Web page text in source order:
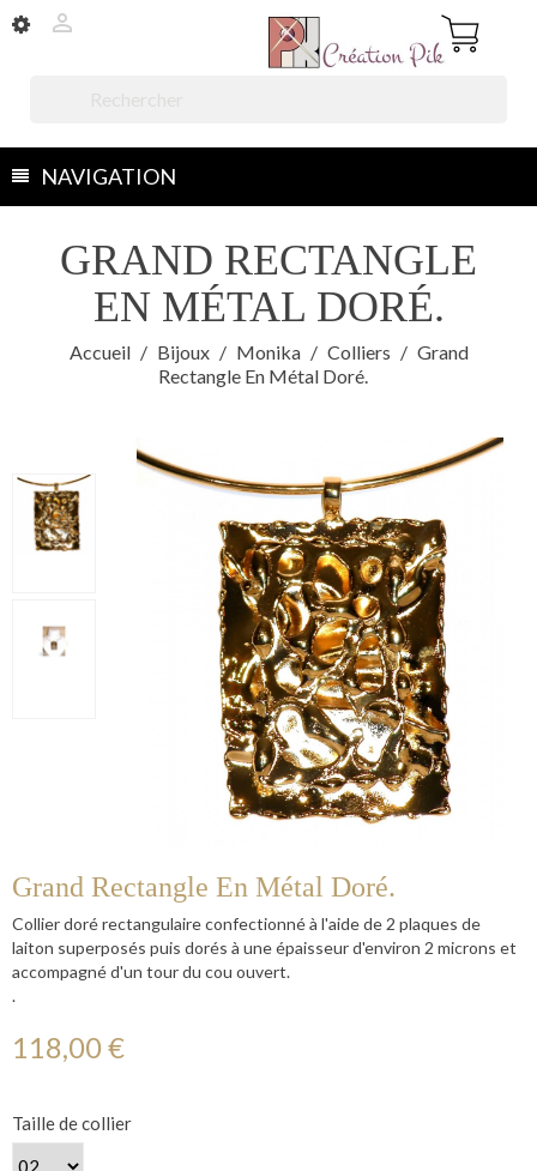


NAVIGATION
GRAND RECTANGLE
EN MÉTAL DORÉ.
Accueil Bijoux Monika Colliers
Grand
Rectangle En Métal Doré.
Grand Rectangle En Métal Doré.
Collier doré rectangulaire confectionné à l'aide de 2 plaques de
laiton superposés puis dorés à une épaisseur d'environ 2 microns et
accompagné d'un tour du cou ouvert.
.
118,00 €
Taille de collier